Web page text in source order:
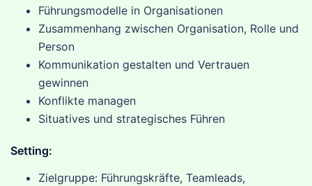
Führungsmodelle in Organisationen
Zusammenhang zwischen Organisation, Rolle und
Person
Kommunikation gestalten und Vertrauen
gewinnen
Konflikte managen
Situatives und strategisches Führen
Setting:
Zielgruppe: Führungskräfte, Teamleads,